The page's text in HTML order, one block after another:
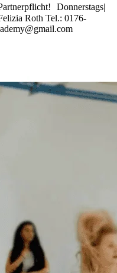
Donnerstags|
Roth Tel.: 0176-